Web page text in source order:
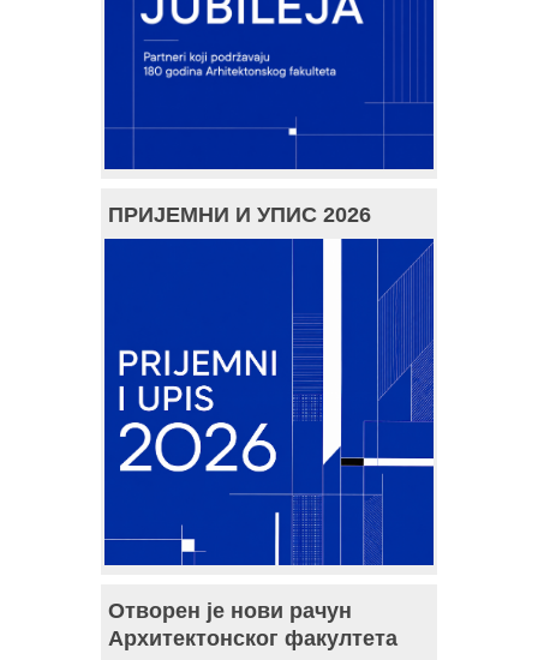
ПРИЈЕМНИ И УПИС 2026
Отворен је нови рачун
Архитектонског факултета